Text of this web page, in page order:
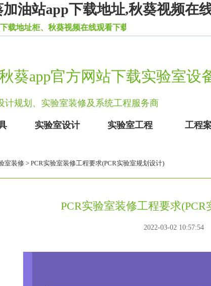
油站app下载地址,秋葵视频在
柜、秋葵视频在线观看下载等一系列实验室设备家具。
葵app官方网站下载实验室设
规划、实验室装修及系统工程服务商
实验室设计 实验室工程 工程
室装修 > PCR实验室装修工程要求(PCR实验室规划设计)
PCR实验室装修工程要求
2022-03-02 10:57:54